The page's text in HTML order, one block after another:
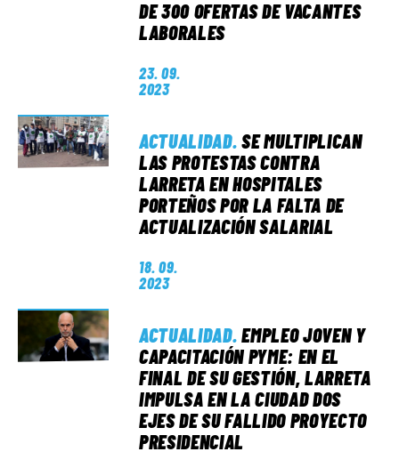
DE 300 OFERTAS DE VACANTES
LABORALES
23. 09.
2023
ACTUALIDAD. SE MULTIPLICAN
LAS PROTESTAS CONTRA
LARRETA EN HOSPITALES
PORTEÑOS POR LA FALTA DE
ACTUALIZACIÓN SALARIAL
18. 09.
2023
ACTUALIDAD. EMPLEO JOVEN Y
CAPACITACIÓN PYME: EN EL
FINAL DE SU GESTIÓN, LARRETA
IMPULSA EN LA CIUDAD DOS
EJES DE SU FALLIDO PROYECTO
PRESIDENCIAL